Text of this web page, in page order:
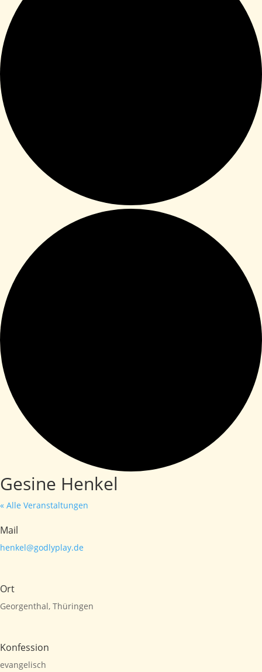
Gesine Henkel
« Alle Veranstaltungen
Mail
henkel@godlyplay.de
Ort
Georgenthal, Thüringen
Konfession
evangelisch